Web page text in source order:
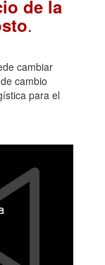
de la
.
cambiar
cambio
para el